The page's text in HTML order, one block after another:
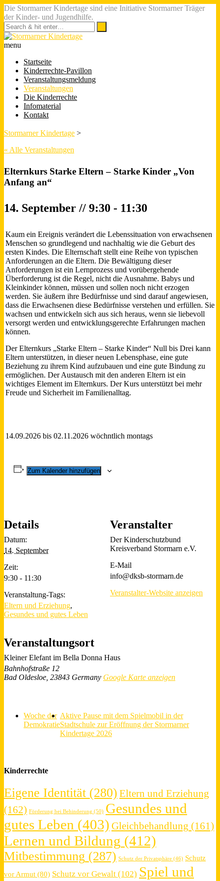
Die Stormarner Kindertage sind eine Initiative Stormarner Träger
der Kinder- und Jugendhilfe.
menu
Startseite
Kinderrechte-Pavillon
Veranstaltungsmeldung
Veranstaltungen
Die Kinderrechte
Infomaterial
Kontakt
Stormarner Kindertage >
« Alle Veranstaltungen
Elternkurs Starke Eltern – Starke Kinder „Von
Anfang an“
14. September // 9:30 - 11:30
Kaum ein Ereignis verändert die Lebenssituation von erwachsenen
Menschen so grundlegend und nachhaltig wie die Geburt des
ersten Kindes. Die Elternschaft stellt eine Reihe von typischen
Anforderungen an die Eltern. Die Bewältigung dieser
Anforderungen ist ein Lernprozess und vorübergehende
Überforderung ist die Regel, nicht die Ausnahme. Babys und
Kleinkinder können, müssen und sollen noch nicht erzogen
werden. Sie äußern ihre Bedürfnisse und sind darauf angewiesen,
dass die Erwachsenen diese Bedürfnisse verstehen und erfüllen. Sie
wachsen und entwickeln sich aus sich heraus, wenn sie liebevoll
versorgt werden und entwicklungsgerechte Erfahrungen machen
können.
Der Elternkurs „Starke Eltern – Starke Kinder“ Null bis Drei kann
Eltern unterstützen, in dieser neuen Lebensphase, eine gute
Beziehung zu ihrem Kind aufzubauen und eine gute Bindung zu
ermöglichen. Der Austausch mit den anderen Eltern ist ein
wichtiges Element im Elternkurs. Der Kurs unterstützt bei mehr
Freude und Sicherheit im Familienalltag.
14.09.2026 bis 02.11.2026 wöchntlich montags
Zum Kalender hinzufügen
Details
Datum:
14. September
Zeit:
9:30 - 11:30
Veranstaltung-Tags:
Eltern und Erziehung,
Gesundes und gutes Leben
Veranstaltungsort
Kleiner Elefant im Bella Donna Haus
Bahnhofstraße 12
Bad Oldesloe, 23843 Germany Google Karte anzeigen
Veranstalter
Der Kinderschutzbund
Kreisverband Stormarn e.V.
E-Mail
info@dksb-stormarn.de
Veranstalter-Website anzeigen
Woche der
Demokratie
Aktive Pause mit dem Spielmobil in der
Stadtschule zur Eröffnung der Stormarner
Kindertage 2026
Kinderrechte
Eigene Identität (280) Eltern und Erziehung
(162) Förderung bei Behinderung (50) Gesundes und
gutes Leben (403) Gleichbehandlung (161)
Lernen und Bildung (412)
Mitbestimmung (287) Schutz der Privatsphäre (46) Schutz
vor Armut (80) Schutz vor Gewalt (102) Spiel und